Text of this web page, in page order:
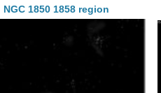
NGC 1850 1858 region